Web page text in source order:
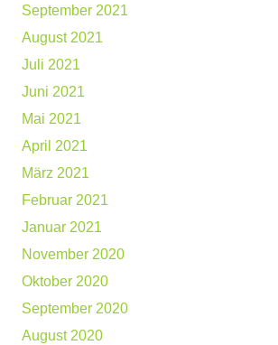
September 2021
August 2021
Juli 2021
Juni 2021
Mai 2021
April 2021
März 2021
Februar 2021
Januar 2021
November 2020
Oktober 2020
September 2020
August 2020